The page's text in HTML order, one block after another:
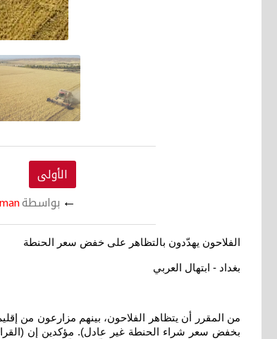
الأولى
← بواسطة
الفلاحون يهدّدون بالتظاهر على خفض سعر الحنطة
بغداد - ابتهال العربي
من المقرر أن يتظاهر الفلاحون، بينهم مزارعون من
بخفض سعر شراء الحنطة غير عادل). مؤكدين إن (القرار